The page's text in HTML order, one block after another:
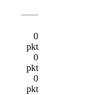
0
pkt
0
pkt
0
pkt